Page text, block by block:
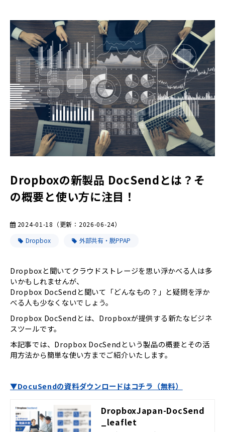
Dropboxの新製品 DocSendとは？そ
の概要と使い方に注目！
2024-01-18 （更新： 2026-06-24）
Dropbox
外部共有・脱PPAP
Dropboxと聞いてクラウドストレージを思い浮かべる人は多
いかもしれませんが、
Dropbox DocSendと聞いて「どんなもの？」と疑問を浮か
べる人も少なくないでしょう。
Dropbox DocSendとは、Dropboxが提供する新たなビジネ
スツールです。
本記事では、Dropbox DocSendという製品の概要とその活
用方法から簡単な使い方までご紹介いたします。
▼DocuSendの資料ダウンロードはコチラ（無料）
DropboxJapan-DocSend
_leaflet